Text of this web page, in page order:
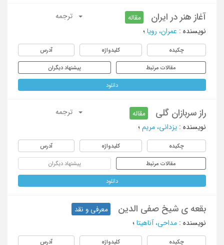
آغاز هنر در ایران مقاله
ترجمه
نویسنده : عمران، رویا ؛
چکیده کلیدواژه آدرس
مقالات مرتبط پیشنهاد دیگران
دانلود
راز سربازان گلی مقاله
ترجمه
نویسنده : یزدانی، مریم ؛
چکیده کلیدواژه آدرس
مقالات مرتبط پیشنهاد دیگران
دانلود
بقعه ی شیخ صفی الدین
معرفی و نقد
نویسنده : مداحی، آناهیتا ؛
چکیده کلیدواژه آدرس